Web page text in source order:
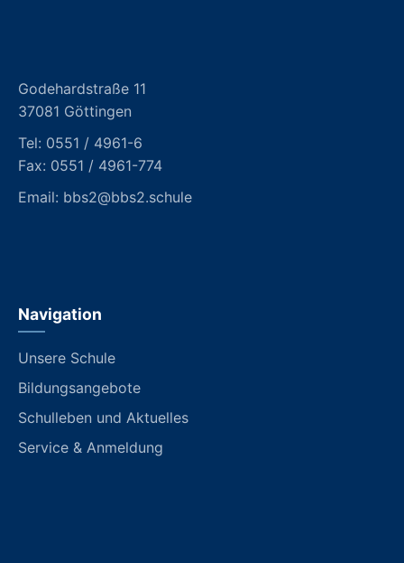
Godehardstraße 11
37081 Göttingen
Tel: 0551 / 4961-6
Fax: 0551 / 4961-774
Email: bbs2@bbs2.schule
Navigation
Unsere Schule
Bildungsangebote
Schulleben und Aktuelles
Service & Anmeldung